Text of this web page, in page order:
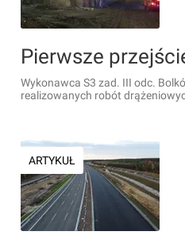
Wykonawca S3 zad. III odc.
realizowanych robót
ARTYKUŁ